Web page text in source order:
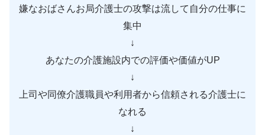
嫌なおばさんお局介護士の攻撃は流して自分の仕事に
集中
↓
あなたの介護施設内での評価や価値がUP
↓
上司や同僚介護職員や利用者から信頼される介護士に
なれる
↓